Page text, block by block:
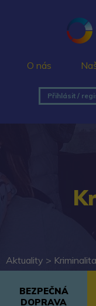
O nás
Přihlásit /
Aktuality > Kriminalita
BEZPEČNÁ
DOPRAVA